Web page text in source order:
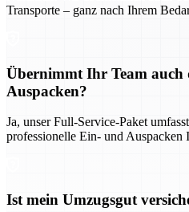
Transporte – ganz nach Ihrem
Übernimmt Ihr Team auch
Auspacken?
Ja, unser Full-Service-Paket
professionelle Ein- und Auspacken
Ist mein Umzugsgut